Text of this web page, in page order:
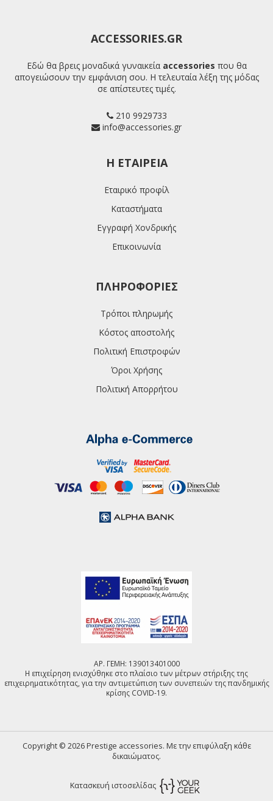
ACCESSORIES.GR
Εδώ θα βρεις μοναδικά γυναικεία accessories που θα
απογειώσουν την εμφάνιση σου. Η τελευταία λέξη της μόδας
σε απίστευτες τιμές.
210 9929733
info@accessories.gr
H ΕΤΑΙΡΕΊΑ
Εταιρικό προφίλ
Καταστήματα
Εγγραφή Χονδρικής
Επικοινωνία
ΠΛΗΡΟΦΟΡΊΕΣ
Τρόποι πληρωμής
Κόστος αποστολής
Πολιτική Επιστροφών
Όροι Χρήσης
Πολιτική Απορρήτου
ΑΡ. ΓΕΜΗ: 139013401000
Η επιχείρηση ενισχύθηκε στο πλαίσιο των μέτρων στήριξης της
επιχειρηματικότητας, για την αντιμετώπιση των συνεπειών της πανδημικής
κρίσης COVID-19.
Copyright © 2026 Prestige accessories. Με την επιφύλαξη κάθε
δικαιώματος.
Κατασκευή ιστοσελίδας